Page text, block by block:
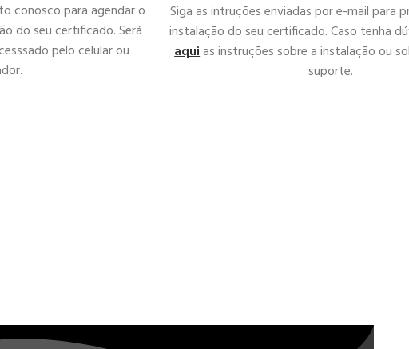
conosco para agendar o
do seu certificado. Será
pelo celular ou
Siga as intruções enviadas por e-mail para
instalação do seu certificado. Caso tenha
aquias instruções sobre a instalação ou
suporte.